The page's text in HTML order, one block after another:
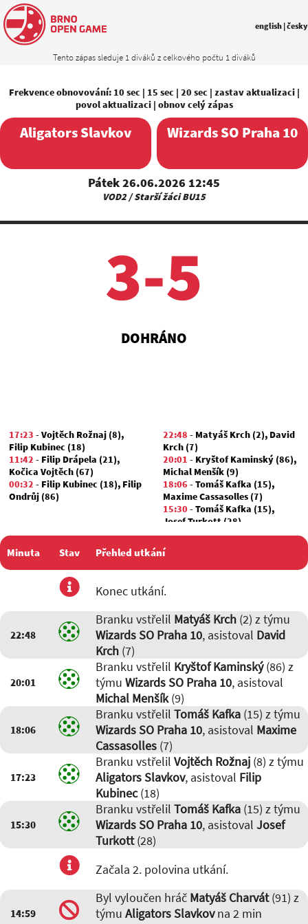
Tento zápas sleduje 1 diváků z celkového počtu 1 diváků
english |česky
Frekvence obnovování: 10 sec | 15 sec | 20 sec | zastav aktualizaci|
povol aktualizaci| obnov celý zápas
Aligators Slavkov
Pátek 26.06.2026 12:45
VOD2 / Starší žáci BU15
Wizards SO Praha 10
3-5
DOHRÁNO
17:23 -Vojtěch Rožnaj (8),
Filip Kubinec (18)
11:42 - Filip Drápela (21),
Kočica Vojtěch (67)
00:32 - Filip Kubinec (18), Filip
Ondrůj (86)
22:48 - Matyáš Krch (2), David
Krch (7)
20:01 - Kryštof Kaminský (86),
Michal Menšík (9)
18:06 -Tomáš Kafka (15),
Maxime Cassasolles (7)
15:30 -Tomáš Kafka (15),
Josef Turkott (28)
12:34-Kryštof Kaminský (86),
Martin Bodeček (6)
Minuta Stav Přehled utkání
Konec utkání.
22:48
Branku vstřelil Matyáš Krch(2) z týmu
Wizards SO Praha 10, asistoval David
Krch (7)
20:01
Branku vstřelil Kryštof Kaminský(86) z
týmu Wizards SO Praha 10, asistoval
Michal Menšík(9)
18:06
Branku vstřelil Tomáš Kafka(15) z týmu
Wizards SO Praha 10, asistoval Maxime
Cassasolles(7)
17:23
Branku vstřelil Vojtěch Rožnaj(8) z týmu
Aligators Slavkov, asistoval Filip
Kubinec(18)
15:30
Branku vstřelil Tomáš Kafka(15) z týmu
Wizards SO Praha 10, asistoval Josef
Turkott(28)
Začala 2. polovina utkání.
14:59
Byl vyloučen hráč Matyáš Charvát(91) z
týmu Aligators Slavkovna 2 min